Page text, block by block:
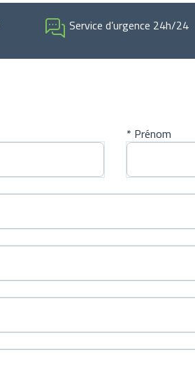
Service d’urgence 24h/24
* Prénom